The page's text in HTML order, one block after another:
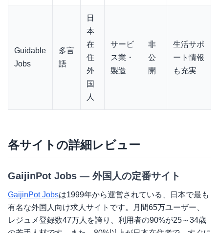
Guidable
Jobs
多言
語
日
本
在
住
外
国
人
サービ
ス業・
製造
非
公
開
生活サポ
ート情報
も充実
各サイトの詳細レビュー
GaijinPot Jobs — 外国人の定番サイト
GaijinPot Jobsは1999年から運営されている、日本で最も
有名な外国人向け求人サイトです。月間65万ユーザー、
レジュメ登録数47万人を誇り、利用者の90%が25～34歳